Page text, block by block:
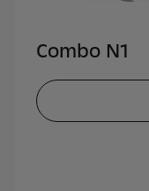
Combo N1